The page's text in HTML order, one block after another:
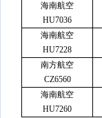
海南航空
HU7036
海南航空
HU7228
南方航空
CZ6560
海南航空
HU7260